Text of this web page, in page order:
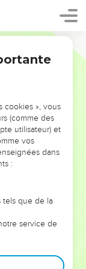
ÉVITER LES
les erreurs
même que ce
et responsables
leurs erreurs
cookies », vous
(comme des
utilisateur) et
vos
dans
:
tels que de la
service de